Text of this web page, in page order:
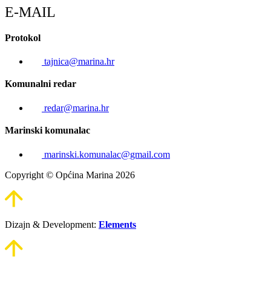
E-MAIL
Protokol
tajnica@marina.hr
Komunalni redar
redar@marina.hr
Marinski komunalac
marinski.komunalac@gmail.com
Copyright © Općina Marina 2026
Dizajn & Development: Elements